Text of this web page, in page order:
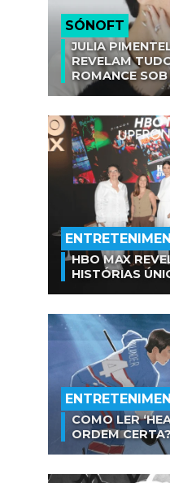
SÓNOFT
JULIA
REVELAM
ROMANCE
HBO MAX
HISTÓRIAS
COMO LER
ORDEM